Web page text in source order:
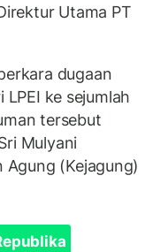
Utama PT
dugaan
ke sejumlah
tersebut
Mulyani
Agung (Kejagung)